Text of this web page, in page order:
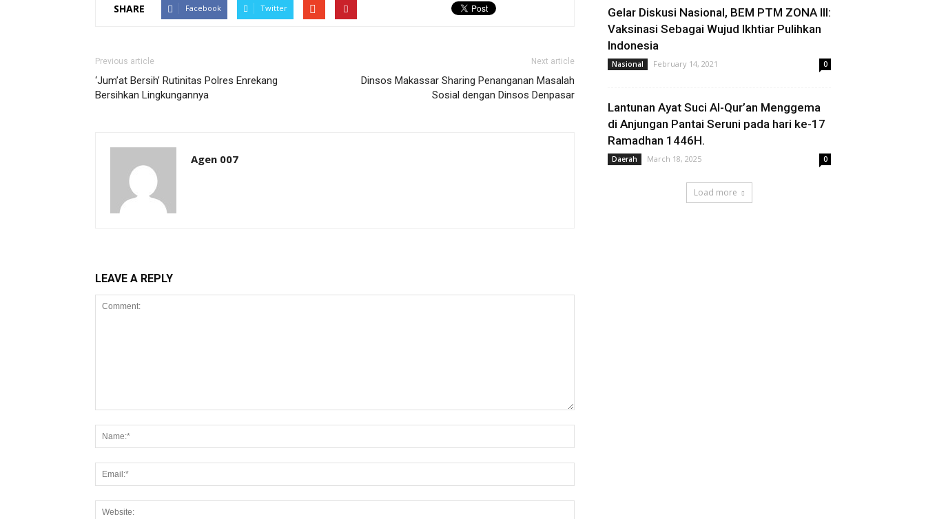
SHARE Facebook Twitter
Previous article
‘Jum’at Bersih’ Rutinitas Polres Enrekang
Bersihkan Lingkungannya
Next article
Dinsos Makassar Sharing Penanganan Masalah
Sosial dengan Dinsos Denpasar
Agen 007
LEAVE A REPLY
Gelar Diskusi Nasional, BEM PTM ZONA III:
Vaksinasi Sebagai Wujud Ikhtiar Pulihkan
Indonesia
Nasional February 14, 2021 0
Lantunan Ayat Suci Al-Qur’an Menggema
di Anjungan Pantai Seruni pada hari ke-17
Ramadhan 1446H.
Daerah March 18, 2025 0
Load more